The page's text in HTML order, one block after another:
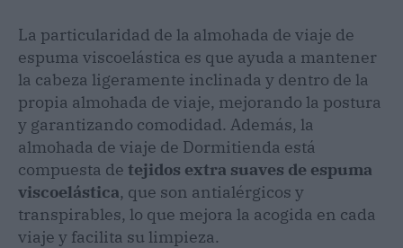
La particularidad de la almohada de viaje de
espuma viscoelástica es que ayuda a mantener
la cabeza ligeramente inclinada y dentro de la
propia almohada de viaje, mejorando la postura
y garantizando comodidad. Además, la
almohada de viaje de Dormitienda está
compuesta de tejidos extra suaves de espuma
viscoelástica, que son antialérgicos y
transpirables, lo que mejora la acogida en cada
viaje y facilita su limpieza.